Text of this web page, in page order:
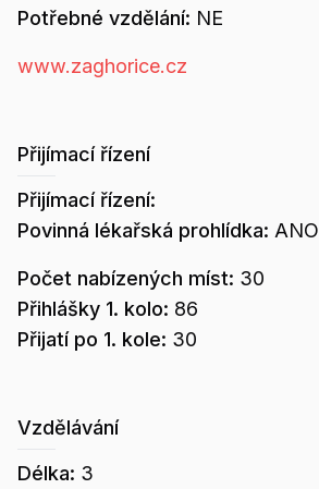
Potřebné vzdělání: NE
www.zaghorice.cz
Přijímací řízení
Přijímací řízení:
Povinná lékařská prohlídka: ANO
Počet nabízených míst: 30
Přihlášky 1. kolo: 86
Přijatí po 1. kole: 30
Vzdělávání
Délka: 3